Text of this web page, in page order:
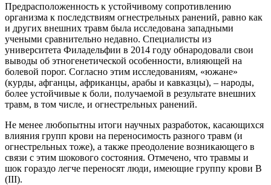
Предрасположенность к устойчивому сопротивлению
организма к последствиям огнестрельных ранений, равно как
и других внешних травм была исследована западными
учеными сравнительно недавно. Специалисты из
университета Филадельфии в 2014 году обнародовали свои
выводы об этногенетической особенности, влияющей на
болевой порог. Согласно этим исследованиям, «южане»
(курды, афганцы, африканцы, арабы и кавказцы), – народы,
более устойчивые к боли, получаемой в результате внешних
травм, в том числе, и огнестрельных ранений.
Не менее любопытны итоги научных разработок, касающихся
влияния групп крови на переносимость разного травм (и
огнестрельных тоже), а также преодоление возникающего в
связи с этим шокового состояния. Отмечено, что травмы и
шок гораздо легче переносят люди, имеющие группу крови В
(III).